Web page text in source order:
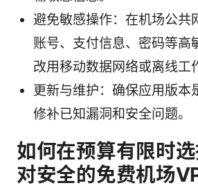
避免敏感操作：在机场公共
账号、支付信息、密码等高
改用移动数据网络或离线工
更新与维护：确保应用版本
修补已知漏洞和安全问题。
如何在预算有限时
对安全的免费机场